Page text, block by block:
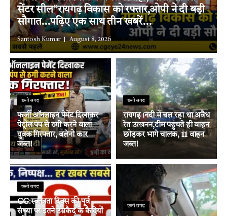
सेंटर सील”रायगढ़ विकास को रफ्तार,ओपी ने दी बड़ी
सौगात…पढ़िए एक साथ तीन खबरें…
Santosh Kumar August 8, 2026
छत्तीसगढ़
फर्जी ऑनलाइन पेमेंट दिखाकर
पेट्रोल पंप से ठगी करने वाला
युवक गिरफ्तार, बलेनो कार
जब्त!
छत्तीसगढ़
रायगढ़।नदी में चल रहा था अवैध
रेत उत्खनन,टीम पहुंचते ही वाहन
छोड़कर भागे चालक, 11 वाहन
जब्त!
छत्तीसगढ़
CG:स्वतंत्रता दिवस की पूर्व
संध्या पर इतने उम्रकैद के कैदियों
छत्तीसगढ़